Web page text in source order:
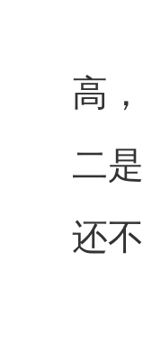
存
高
二
还
改